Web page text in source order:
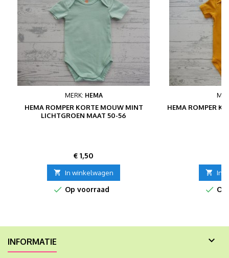
MERK: HEMA
HEMA ROMPER KORTE MOUW MINT
LICHTGROEN MAAT 50-56
Prijs
€ 1,50
 In winkelwagen
 Op voorraad
HEMA ROMPER
 In

INFORMATIE 